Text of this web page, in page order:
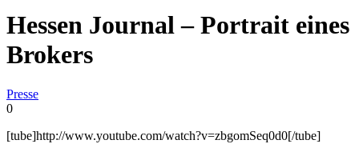
Hessen Journal – Portrait eines
Brokers
Presse
0
[tube]http://www.youtube.com/watch?v=zbgomSeq0d0[/tube]